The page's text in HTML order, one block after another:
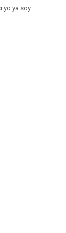
yo ya soy